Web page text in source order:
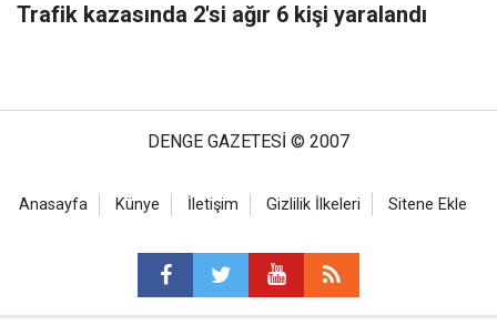
Trafik kazasında 2'si ağır 6 kişi yaralandı
DENGE GAZETESİ © 2007
Anasayfa Künye İletişim Gizlilik İlkeleri Sitene Ekle